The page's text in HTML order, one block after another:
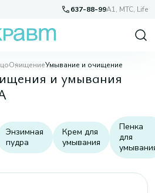
637-88-99A1, МТС, Life
ОчищениеУмывание и очищение
и умывания
Энзимная
пудра
Крем для
умывания
Пенка
для